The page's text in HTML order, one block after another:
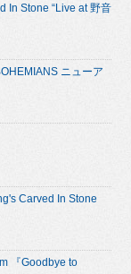
In Stone “Live at 野音
ニューア
Carved In Stone
『Goodbye to